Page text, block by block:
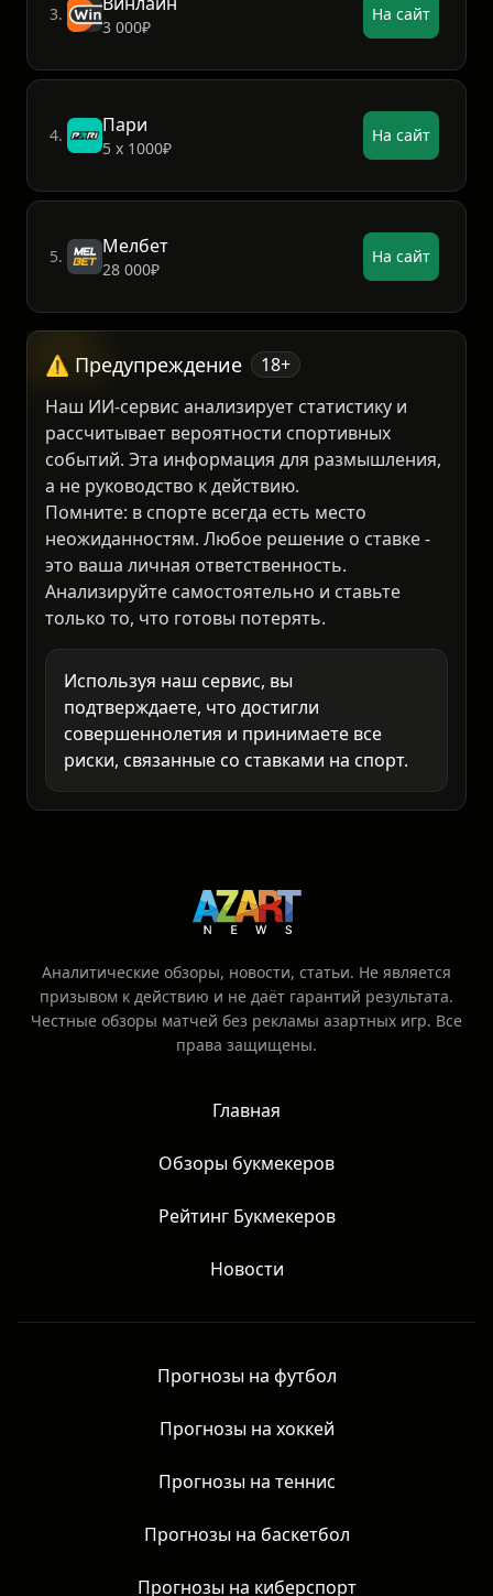
3.
3 000₽
На сайт
4.
5 х 1000₽
На сайт
5. На сайт
⚠️ Предупреждение
18+
Наш ИИ-сервис анализирует статистику и
рассчитывает вероятности спортивных
событий. Эта информация для размышления,
а не руководство к действию.
Помните: в спорте всегда есть место
неожиданностям. Любое решение о ставке -
это ваша личная ответственность.
Анализируйте самостоятельно и ставьте
только то, что готовы потерять.
Используя наш сервис, вы
подтверждаете, что достигли
совершеннолетия и принимаете все
риски, связанные со ставками на спорт.
Аналитические обзоры, новости, статьи. Не является
призывом к действию и не даёт гарантий результата.
Главная
Обзоры букмекеров
Рейтинг Букмекеров
Новости
Прогнозы на футбол
Прогнозы на хоккей
Прогнозы на теннис
Прогнозы на баскетбол